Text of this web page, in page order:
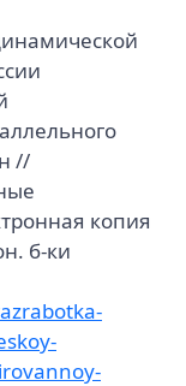
//
копия
б-ки